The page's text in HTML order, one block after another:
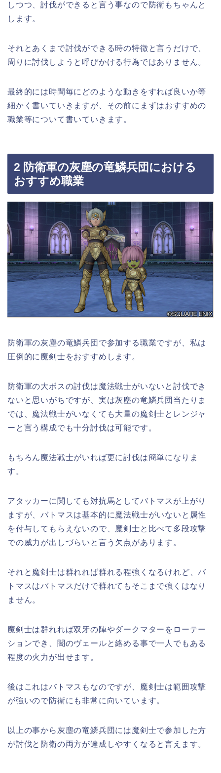
しつつ、討伐ができると言う事なので防衛もちゃんと
します。
それとあくまで討伐ができる時の特徴と言うだけで、
周りに討伐しようと呼びかける行為ではありません。
最終的には時間毎にどのような動きをすれば良いか等
細かく書いていきますが、その前にまずはおすすめの
職業等について書いていきます。
2 防衛軍の灰塵の竜鱗兵団における
おすすめ職業
防衛軍の灰塵の竜鱗兵団で参加する職業ですが、私は
圧倒的に魔剣士をおすすめします。
防衛軍の大ボスの討伐は魔法戦士がいないと討伐でき
ないと思いがちですが、実は灰塵の竜鱗兵団当たりま
では、魔法戦士がいなくても大量の魔剣士とレンジャ
ーと言う構成でも十分討伐は可能です。
もちろん魔法戦士がいれば更に討伐は簡単になりま
す。
アタッカーに関しても対抗馬としてバトマスが上がり
ますが、バトマスは基本的に魔法戦士がいないと属性
を付与してもらえないので、魔剣士と比べて多段攻撃
での威力が出しづらいと言う欠点があります。
それと魔剣士は群れれば群れる程強くなるけれど、バ
トマスはバトマスだけで群れてもそこまで強くはなり
ません。
魔剣士は群れれば双牙の陣やダークマターをローテー
ションでき、闇のヴェールと絡める事で一人でもある
程度の火力が出せます。
後はこれはバトマスもなのですが、魔剣士は範囲攻撃
が強いので防衛にも非常に向いています。
以上の事から灰塵の竜鱗兵団には魔剣士で参加した方
が討伐と防衛の両方が達成しやすくなると言えます。